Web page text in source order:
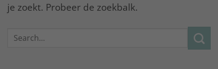
je zoekt. Probeer de zoekbalk.